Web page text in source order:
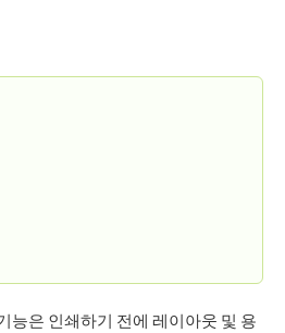
능은 인쇄하기 전에 레이아웃 및 용